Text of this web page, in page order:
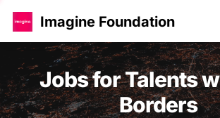
Imagine Foundation
Jobs for Talents
Borders